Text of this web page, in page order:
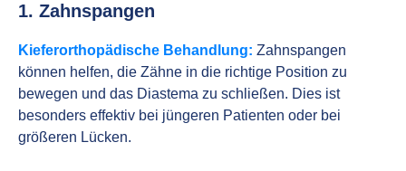
1. Zahnspangen
Kieferorthopädische Behandlung: Zahnspangen
können helfen, die Zähne in die richtige Position zu
bewegen und das Diastema zu schließen. Dies ist
besonders effektiv bei jüngeren Patienten oder bei
größeren Lücken.